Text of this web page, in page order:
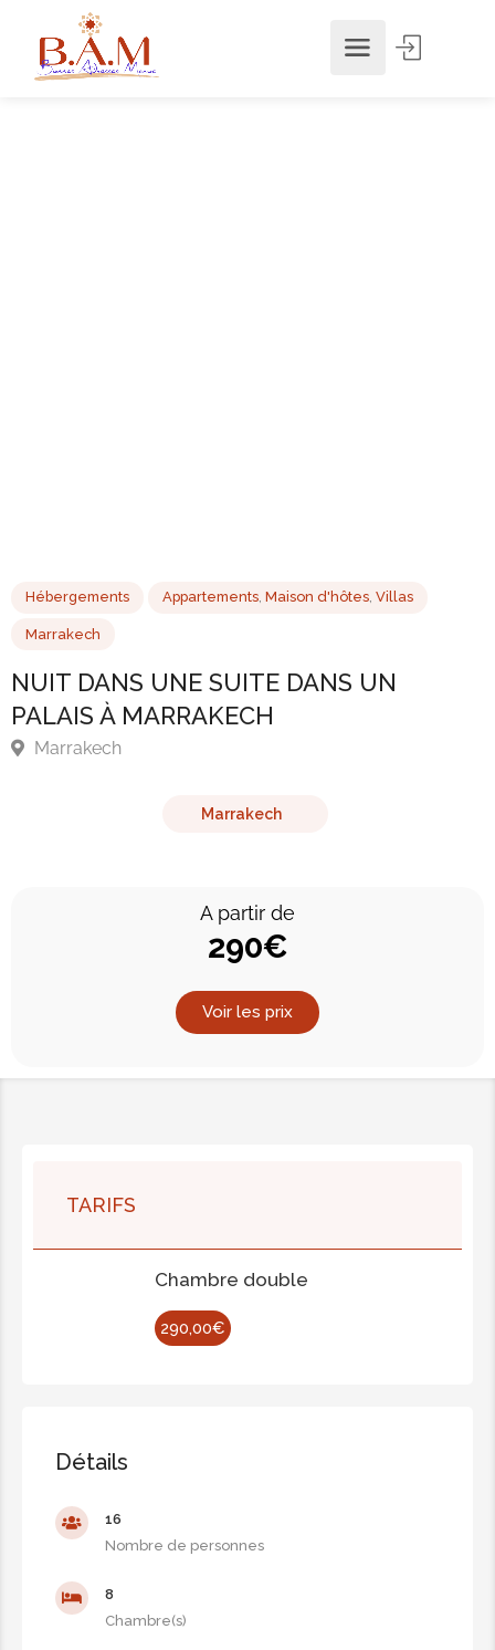
Marrakech
NUIT DANS UNE SUITE DANS UN
Marrakech
A partir de
290€
Voir les prix
TARIFS
Chambre double
290,00€
Détails
16
Nombre de personnes
8
Chambre(s)